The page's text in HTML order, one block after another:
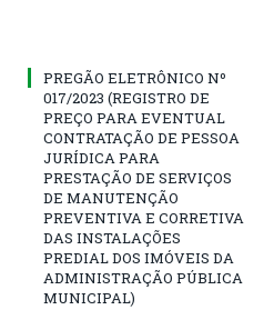
PREGÃO ELETRÔNICO Nº
017/2023 (REGISTRO DE
PREÇO PARA EVENTUAL
CONTRATAÇÃO DE PESSOA
JURÍDICA PARA
PRESTAÇÃO DE SERVIÇOS
DE MANUTENÇÃO
PREVENTIVA E CORRETIVA
DAS INSTALAÇÕES
PREDIAL DOS IMÓVEIS DA
ADMINISTRAÇÃO PÚBLICA
MUNICIPAL)